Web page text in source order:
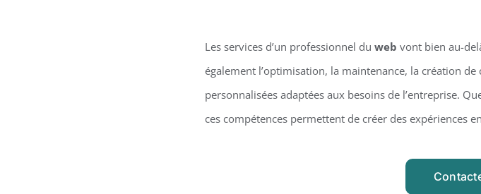
Les services d’un professionnel du web vont bien au-
également l’optimisation, la maintenance, la création
personnalisées adaptées aux besoins de l’entreprise.
ces compétences permettent de créer des expériences